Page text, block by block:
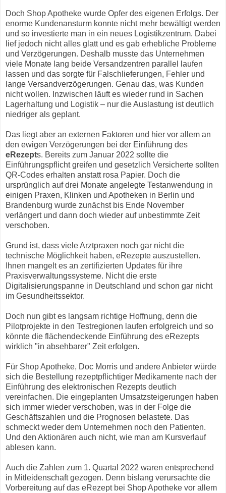
Doch Shop Apotheke wurde Opfer des eigenen Erfolgs. Der
enorme Kundenansturm konnte nicht mehr bewältigt werden
und so investierte man in ein neues Logistikzentrum. Dabei
lief jedoch nicht alles glatt und es gab erhebliche Probleme
und Verzögerungen. Deshalb musste das Unternehmen
viele Monate lang beide Versandzentren parallel laufen
lassen und das sorgte für Falschlieferungen, Fehler und
lange Versandverzögerungen. Genau das, was Kunden
nicht wollen. Inzwischen läuft es wieder rund in Sachen
Lagerhaltung und Logistik – nur die Auslastung ist deutlich
niedriger als geplant.
Das liegt aber an externen Faktoren und hier vor allem an
den ewigen Verzögerungen bei der Einführung des
eRezepts. Bereits zum Januar 2022 sollte die
Einführungspflicht greifen und gesetzlich Versicherte sollten
QR-Codes erhalten anstatt rosa Papier. Doch die
ursprünglich auf drei Monate angelegte Testanwendung in
einigen Praxen, Klinken und Apotheken in Berlin und
Brandenburg wurde zunächst bis Ende November
verlängert und dann doch wieder auf unbestimmte Zeit
verschoben.
Grund ist, dass viele Arztpraxen noch gar nicht die
technische Möglichkeit haben, eRezepte auszustellen.
Ihnen mangelt es an zertifizierten Updates für ihre
Praxisverwaltungssysteme. Nicht die erste
Digitalisierungspanne in Deutschland und schon gar nicht
im Gesundheitssektor.
Doch nun gibt es langsam richtige Hoffnung, denn die
Pilotprojekte in den Testregionen laufen erfolgreich und so
könnte die flächendeckende Einführung des eRezepts
wirklich "in absehbarer" Zeit erfolgen.
Für Shop Apotheke, Doc Morris und andere Anbieter würde
sich die Bestellung rezeptpflichtiger Medikamente nach der
Einführung des elektronischen Rezepts deutlich
vereinfachen. Die eingeplanten Umsatzsteigerungen haben
sich immer wieder verschoben, was in der Folge die
Geschäftszahlen und die Prognosen belastete. Das
schmeckt weder dem Unternehmen noch den Patienten.
Und den Aktionären auch nicht, wie man am Kursverlauf
ablesen kann.
Auch die Zahlen zum 1. Quartal 2022 waren entsprechend
in Mitleidenschaft gezogen. Denn bislang verursachte die
Vorbereitung auf das eRezept bei Shop Apotheke vor allem